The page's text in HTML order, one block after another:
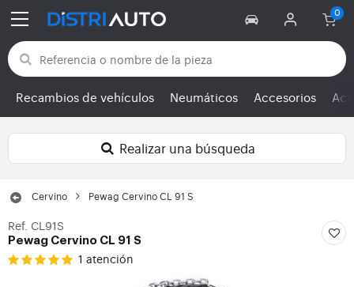
Volver a las categorías
Recambios de vehículos Neumáticos Accesorios
Realizar una búsqueda
Cervino Pewag Cervino CL 91 S
Ref. CL91S
Pewag Cervino CL 91 S
1 atención